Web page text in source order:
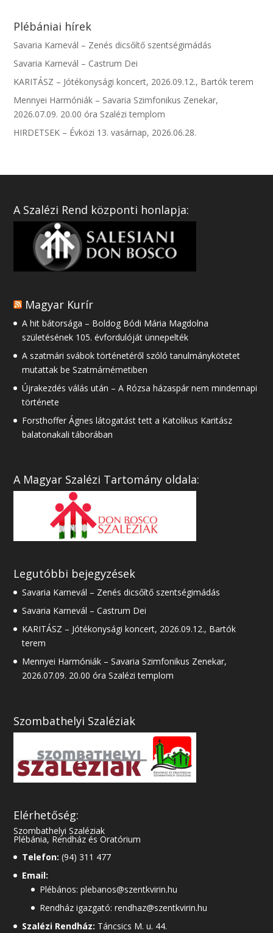
Plébániai hírek
Savaria Karnevál – Zenés dicsőítő szentségimádás
Savaria Karnevál – Castrum Dei
KARITÁSZ – Jótékonysági koncert, 2026.09.12., Bartók terem
Mennyei Harmóniák – Savaria Szimfonikus Zenekar,
2026.07.09. 20.00 óra Szalézi templom
HIRDETSEK – Évközi 13. vasárnap, 2026.06.28.
A Szalézi Rend központi honlapja:
Magyar Kurír
A hit bátorsága – Boldog Bódi Mária Magdolna
születésének 105. évfordulóját ünnepelték
A szatmári svábok történetéről szóló tanulmánykötetet
mutattak be Szatmárnémetiben
Újrakezdés válás után – A Rózsa házaspár nem mindennapi
története
Forsthoffer Ágnes látogatást tett a Katolikus Karitász
balatonakali táborában
A Magyar Szalézi Tartomány oldala:
Legutóbbi bejegyzések
Savaria Karnevál – Zenés dicsőítő szentségimádás
Savaria Karnevál – Castrum Dei
KARITÁSZ – Jótékonysági koncert, 2026.09.12., Bartók
terem
Mennyei Harmóniák – Savaria Szimfonikus Zenekar,
2026.07.09. 20.00 óra Szalézi templom
Szombathelyi Szaléziak
Elérhetőség:
Szombathelyi Szaléziak
Plébánia, Rendház és Oratórium
Telefon:(94) 311 477
Email:
Plébános: plebanos@szentkvirin.hu
Rendház igazgató: rendhaz@szentkvirin.hu
Szalézi Rendház: Táncsics M. u. 44.